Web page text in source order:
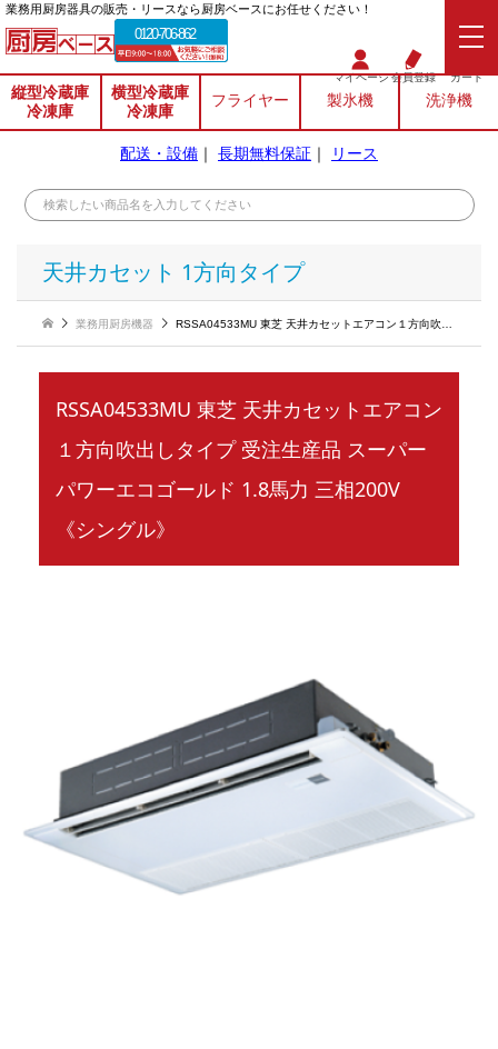
業務⽤厨房器具の販売・リースなら厨房ベースにお任せください！
0120-706-862
マイページ会員登録 カート
縦型冷蔵庫
冷凍庫
横型冷蔵庫
冷凍庫
フライヤー 製氷機 洗浄機
配送・設備 ｜ 長期無料保証 ｜ リース
天井カセット 1方向タイプ
業務用厨房機器 RSSA04533MU 東芝 天井カセットエアコン１方向吹出しタイプ 受注生産品 スーパーパワーエコゴールド 1.8馬力 三相200V 《シングル》
RSSA04533MU 東芝 天井カセットエアコン
１方向吹出しタイプ 受注生産品 スーパー
パワーエコゴールド 1.8馬力 三相200V
《シングル》